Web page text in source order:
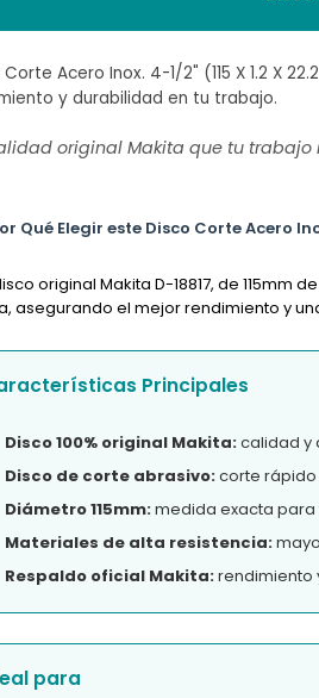
Corte Acero Inox. 4-1/2" (115 X 1.2 X
y durabilidad en tu trabajo.
original Makita que tu trabajo
Qué Elegir este Disco Corte Acero
original Makita D-18817, de
asegurando el mejor rendimiento y
Principales
Disco 100% original Makita:calidad y
Disco de corte abrasivo:corte rápido
Diámetro 115mm:medida exacta para
Materiales de alta resistencia:
Respaldo oficial Makita:rendimiento
para